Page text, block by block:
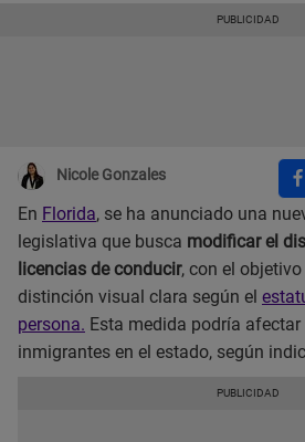
Nicole Gonzales
En Florida, se ha anunciado una
legislativa que busca modificar el
licencias de conducir, con el
distinción visual clara según el
persona. Esta medida podría
inmigrantes en el estado, según